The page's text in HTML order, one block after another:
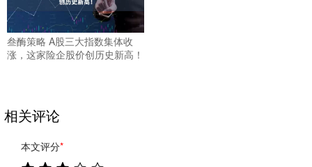
叁酶策略 A股三大指数集体收
涨，这家险企股价创历史新高！
相关评论
本文评分*